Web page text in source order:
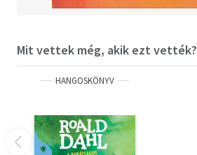
Mit vettek még, akik ezt vették?
HANGOSKÖNYV